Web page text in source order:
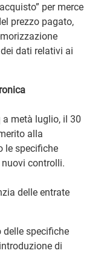
per merce
prezzo pagato,
dati relativi ai
metà luglio, il 30
alla
le specifiche
controlli.
delle entrate
delle specifiche
di